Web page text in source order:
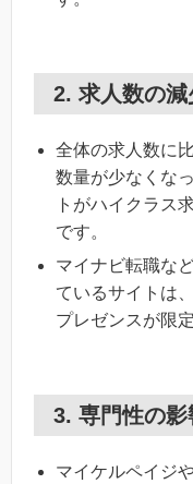
2. 求人数の減
全体の求人数に
数量が少なくな
トがハイクラス
です。
マイナビ転職な
ているサイトは
プレゼンスが限
3. 専門性の影
マイケルペイジ